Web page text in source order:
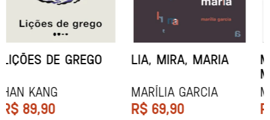
MINHA MÃE E A
Marina Tvetáieva
R$ 49,90
TODA CAIXA-PRETA
Jeovanna Vieira
R$ 89,90